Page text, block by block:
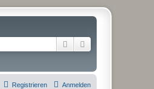
Suche
Anmelden
Registrieren